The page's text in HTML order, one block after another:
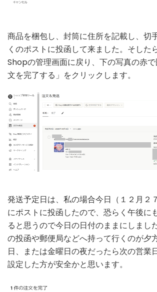
商品を梱包し、封筒に住所を記載し、切
くのポストに投函して来ました。そした
Shopの管理画面に戻り、下の写真の赤
文を完了する」をクリックします。
発送予定日は、私の場合今日（１２月２
にポストに投函したので、恐らく午後に
ると思うので今日の日付のままにしまし
の投函や郵便局などへ持って行くのが夕
日、または金曜日の夜だったら次の営業
設定した方が安全かと思います。